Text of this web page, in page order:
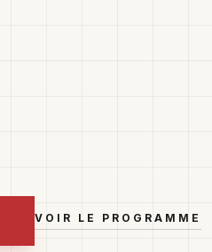
VOIR LE PROGRAMME